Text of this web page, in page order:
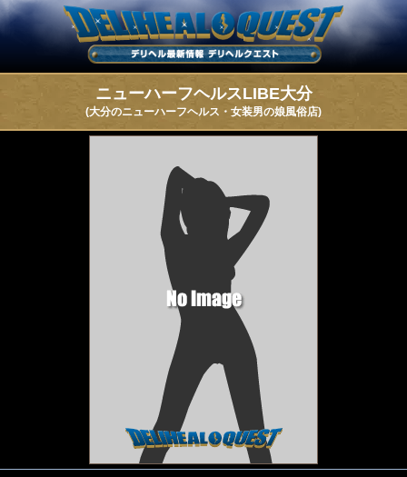
ニューハーフヘルスLIBE大分
(大分のニューハーフヘルス・女装男の娘風俗店)